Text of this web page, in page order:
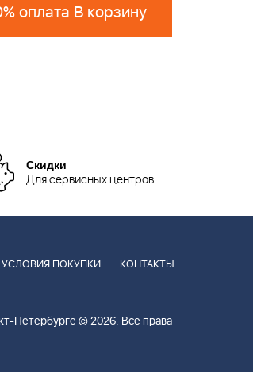
оплата В корзину
Скидки
Для сервисных центров
УСЛОВИЯ ПОКУПКИ КОНТАКТЫ
Петербурге © 2026. Все права